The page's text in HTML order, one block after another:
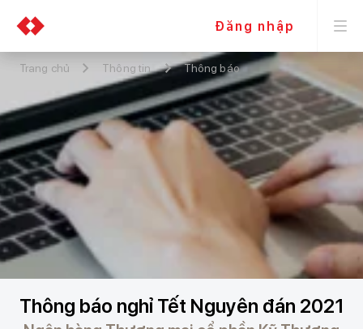
Đăng nhập
Trang chủ Thông tin Thông báo
Thông báo nghỉ Tết Nguyên đán 2021